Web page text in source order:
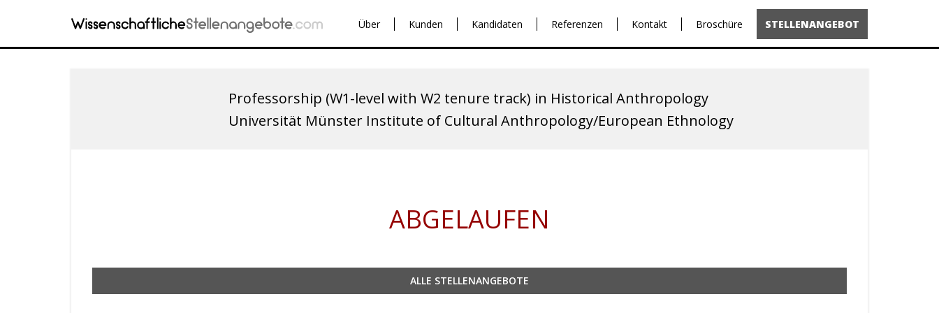
Über Kunden Kandidaten Referenzen Kontakt Broschüre STELLENANGEBOT
Professorship (W1-level with W2 tenure track) in Historical Anthropology
Universität Münster Institute of Cultural Anthropology/European Ethnology
ABGELAUFEN
ALLE STELLENANGEBOTE